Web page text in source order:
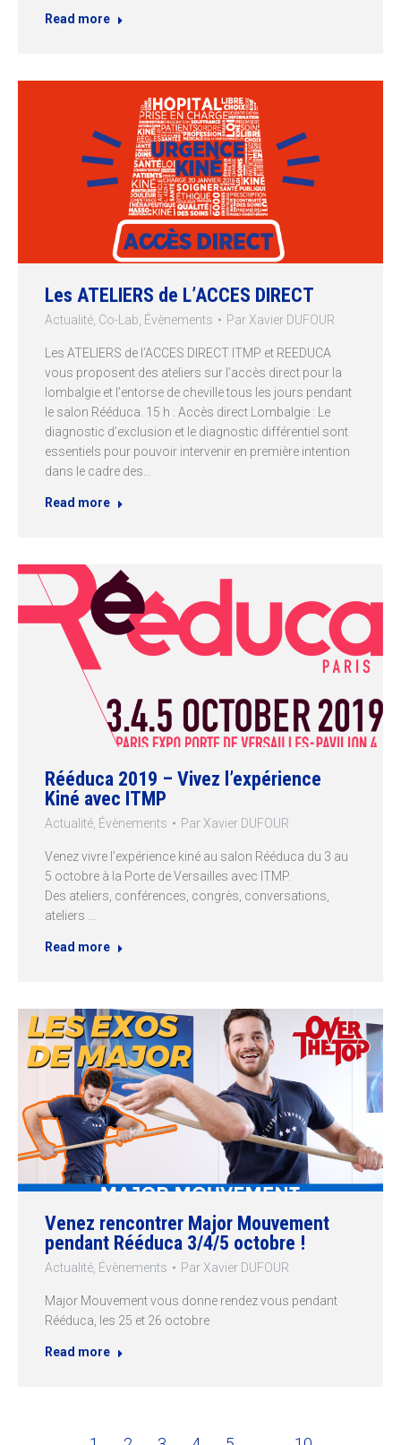
Read more
Les ATELIERS de L’ACCES DIRECT
Actualité Co-Lab Évènements Par Xavier DUFOUR
Les ATELIERS de l’ACCES DIRECT ITMP et REEDUCA
vous proposent des ateliers sur l’accès direct pour la
lombalgie et l’entorse de cheville tous les jours pendant
le salon Rééduca. 15 h : Accès direct Lombalgie : Le
diagnostic d’exclusion et le diagnostic différentiel sont
essentiels pour pouvoir intervenir en première intention
dans le cadre des…
Read more
Rééduca 2019 – Vivez l’expérience
Kiné avec ITMP
Actualité Évènements Par Xavier DUFOUR
Venez vivre l’expérience kiné au salon Rééduca du 3 au
5 octobre à la Porte de Versailles avec ITMP.
Des ateliers, conférences, congrès, conversations,
ateliers …
Read more
Venez rencontrer Major Mouvement
pendant Rééduca 3/4/5 octobre !
Actualité Évènements Par Xavier DUFOUR
Major Mouvement vous donne rendez vous pendant
Rééduca, les 25 et 26 octobre
Read more